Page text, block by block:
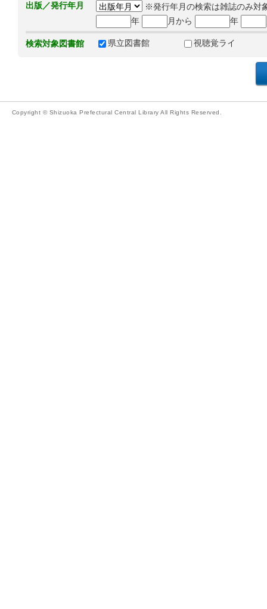
出版／発行年月
※発行年月の検索は雑誌のみ対
年
月から 年
検索対象図書館 県立図書館 視聴覚ライ
Copyright © Shizuoka Prefectural Central Library All Rights Reserved.